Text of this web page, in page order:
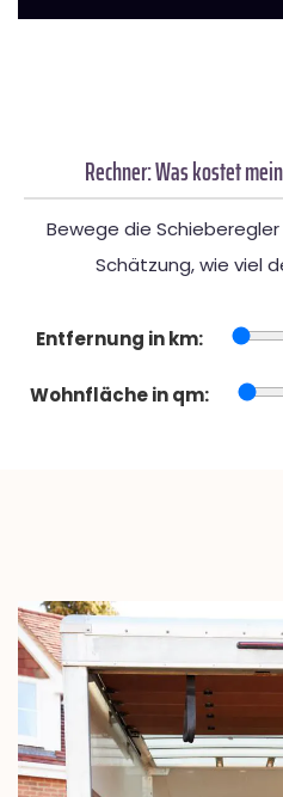
Rechner: Was kostet
Bewege die
Schätzung, wie viel
Entfernung in km:
Wohnfläche in qm: